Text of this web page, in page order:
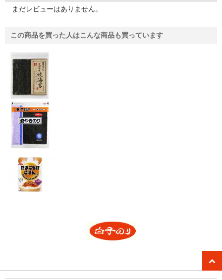
まだレビューはありません。
この商品を買った人はこんな商品も買っています